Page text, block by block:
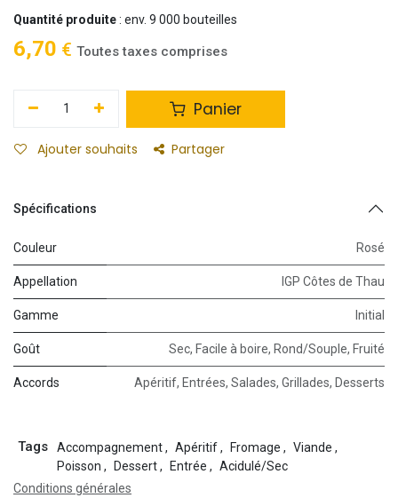
Quantité produite: env. 9 000 bouteilles
6,70 € Toutes taxes comprises
Panier
Ajouter souhaits Partager
Spécifications
Couleur Rosé
Appellation IGP Côtes de Thau
Gamme Initial
Goût Sec, Facile à boire, Rond/Souple, Fruité
Accords Apéritif, Entrées, Salades, Grillades, Desserts
Tags Accompagnement, Apéritif, Fromage , Viande ,
Poisson , Dessert, Entrée , Acidulé/Sec
Conditions générales